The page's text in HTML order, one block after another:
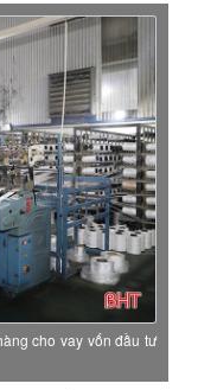
cho vay vốn đầu tư